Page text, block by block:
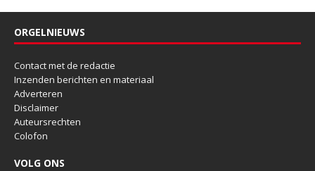
ORGELNIEUWS
Contact met de redactie
Inzenden berichten en materiaal
Adverteren
Disclaimer
Auteursrechten
Colofon
VOLG ONS